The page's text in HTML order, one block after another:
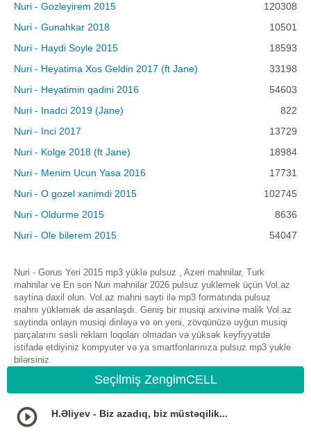
Nuri - Gozleyirem 2015
120308
Nuri - Gunahkar 2018
10501
Nuri - Haydi Soyle 2015
18593
Nuri - Heyatima Xos Geldin 2017 (ft Jane)
33198
Nuri - Heyatimin qadini 2016
54603
Nuri - Inadci 2019 (Jane)
822
Nuri - Inci 2017
13729
Nuri - Kolge 2018 (ft Jane)
18984
Nuri - Menim Ucun Yasa 2016
17731
Nuri - O gozel xanimdi 2015
102745
Nuri - Oldurme 2015
8636
Nuri - Ole bilerem 2015
54047
Nuri - Gorus Yeri 2015 mp3 yüklə pulsuz , Azeri mahnilar, Turk
mahnilar ve En son Nuri mahnilar 2026 pulsuz yuklemek üçün Vol.az
saytina daxil olun. Vol.az mahni sayti ilə mp3 formatında pulsuz
mahnı yükləmək də asanlaşdı. Geniş bir musiqi arxivinə malik Vol.az
saytinda onlayn musiqi dinləyə və ən yeni, zövqünüzə uyğun musiqi
parçalarını səsli reklam loqoları olmadan və yüksək keyfiyyətdə
istifadə etdiyiniz kompyuter və ya smartfonlarınıza pulsuz mp3 yukle
bilərsiniz.
Seçilmiş ZengimCELL
H.Əliyev - Biz azadıq, biz müstəqilik...